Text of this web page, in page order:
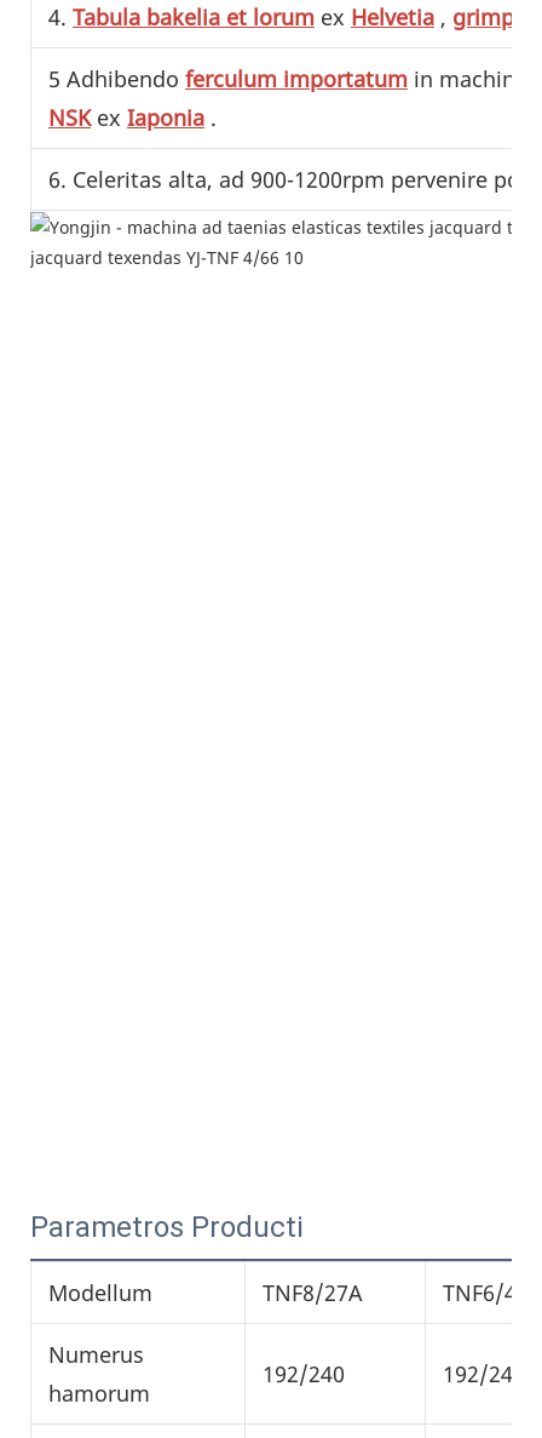
4. Tabula bakelia et lorum ex Helvetia ,
5 Adhibendo ferculum importatum in machinis,
NSKex Iaponia .
6. Celeritas alta, ad 900-1200rpm pervenire
Parametros Producti
Modellum TNF8/27A TNF6/42A
Numerus
hamorum
192/240 192/240/